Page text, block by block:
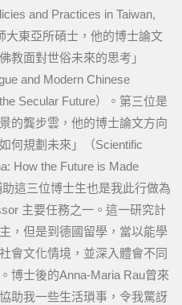
and Practices in Taiwan,
大東亞所碩士，他的博士論文
教面對世俗未來的思考」
and Modern Chinese
Secular Future）。第三位是
的龔步雲，他的博士論文方向
何規劃未來」（Scientific
How the Future is Made
這三位博士生也是我此行做為
主要任務之一。這一研究計
，但是到德國留學，當以能學
會文化情境，並深入體會不同
博士後的Anna-Maria Rau曾來
助我一些生活瑣事，令我驚訝